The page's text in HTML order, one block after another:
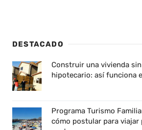
DESTACADO
Construir una vivienda
hipotecario: así funciona
Programa Turismo
cómo postular para viajar